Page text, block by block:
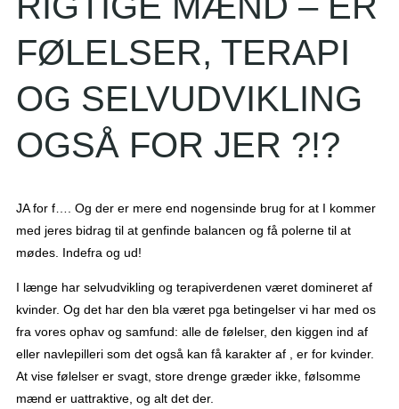
FØLELSER, TERAPI
OG SELVUDVIKLING
OGSÅ FOR JER ?!?
JA for f…. Og der er mere end nogensinde brug for at I kommer
med jeres bidrag til at genfinde balancen og få polerne til at
mødes. Indefra og ud!
I længe har selvudvikling og terapiverdenen været domineret af
kvinder. Og det har den bla været pga betingelser vi har med os
fra vores ophav og samfund: alle de følelser, den kiggen ind af
eller navlepilleri som det også kan få karakter af , er for kvinder.
At vise følelser er svagt, store drenge græder ikke, følsomme
mænd er uattraktive, og alt det der.